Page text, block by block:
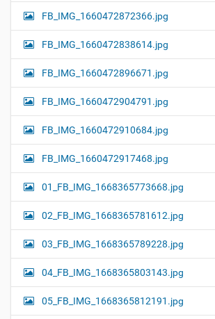
FB_IMG_1660472872366.jpg
FB_IMG_1660472838614.jpg
FB_IMG_1660472896671.jpg
FB_IMG_1660472904791.jpg
FB_IMG_1660472910684.jpg
FB_IMG_1660472917468.jpg
01_FB_IMG_1668365773668.jpg
02_FB_IMG_1668365781612.jpg
03_FB_IMG_1668365789228.jpg
04_FB_IMG_1668365803143.jpg
05_FB_IMG_1668365812191.jpg